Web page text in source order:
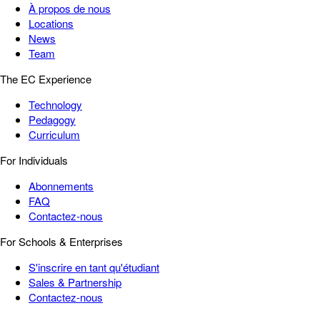
À propos de nous
Locations
News
Team
The EC Experience
Technology
Pedagogy
Curriculum
For Individuals
Abonnements
FAQ
Contactez-nous
For Schools & Enterprises
S'inscrire en tant qu'étudiant
Sales & Partnership
Contactez-nous